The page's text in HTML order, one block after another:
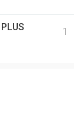
1